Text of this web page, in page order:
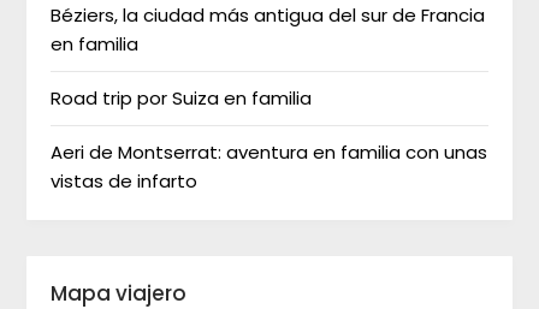
Béziers, la ciudad más antigua del sur de Francia
en familia
Road trip por Suiza en familia
Aeri de Montserrat: aventura en familia con unas
vistas de infarto
Mapa viajero